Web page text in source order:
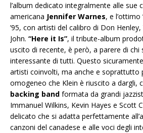
l’album dedicato integralmente alle sue
americana Jennifer Warnes, e l’ottimo
’95, con artisti del calibro di Don
John. “Here it Is”, il tribute-album
uscito di recente, è però, a parere di chi
interessante di tutti. Questo
artisti coinvolti, ma anche e soprattutto
omogeneo che Klein è riuscito a dargli,
backing band formata da grandi
Immanuel Wilkins, Kevin Hayes e Scott
delicato che si adatta perfettamente
canzoni del canadese e alle voci degli